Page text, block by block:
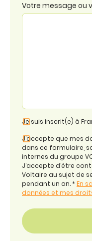
Votre message ou
Je suis inscrit(e) à
J’accepte que mes
dans ce formulaire,
internes du groupe
J’accepte d’être
Voltaire au sujet de
pendant un an. * En
données et mes